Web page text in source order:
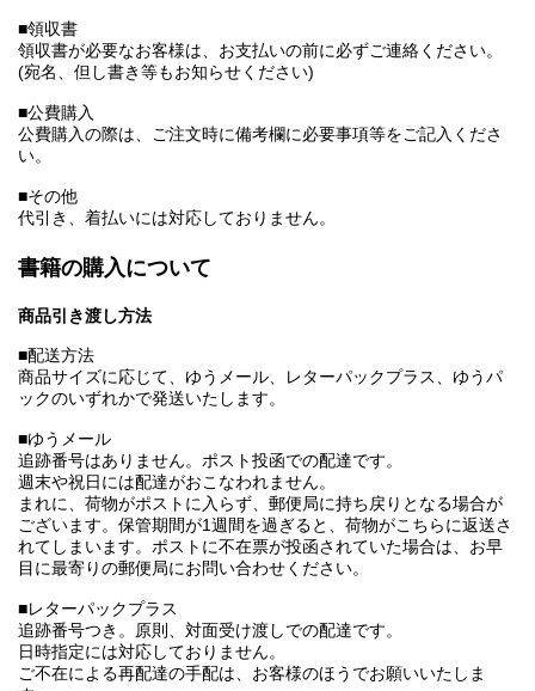
■領収書
領収書が必要なお客様は、お支払いの前に必ずご連絡ください。
(宛名、但し書き等もお知らせください)
■公費購入
公費購入の際は、ご注文時に備考欄に必要事項等をご記入くださ
い。
■その他
代引き、着払いには対応しておりません。
書籍の購入について
商品引き渡し方法
■配送方法
商品サイズに応じて、ゆうメール、レターパックプラス、ゆうパ
ックのいずれかで発送いたします。
■ゆうメール
追跡番号はありません。ポスト投函での配達です。
週末や祝日には配達がおこなわれません。
まれに、荷物がポストに入らず、郵便局に持ち戻りとなる場合が
ございます。保管期間が1週間を過ぎると、荷物がこちらに返送さ
れてしまいます。ポストに不在票が投函されていた場合は、お早
目に最寄りの郵便局にお問い合わせください。
■レターパックプラス
追跡番号つき。原則、対面受け渡しでの配達です。
日時指定には対応しておりません。
ご不在による再配達の手配は、お客様のほうでお願いいたしま